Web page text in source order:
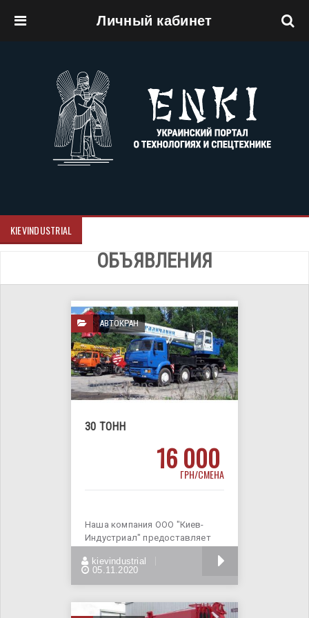
Личный кабинет
KIEVINDUSTRIAL
ОБЪЯВЛЕНИЯ
АВТОКРАН
30 ТОНН
16 000
ГРН/СМЕНА
Наша компания ООО "Киев-
Индустриал" предоставляет
грузоподъемностью.
kievindustrial
05.11.2020